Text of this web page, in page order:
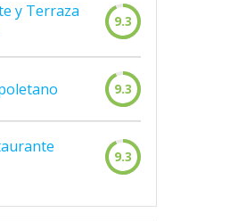
y Terraza
9.3
9.3
9.3